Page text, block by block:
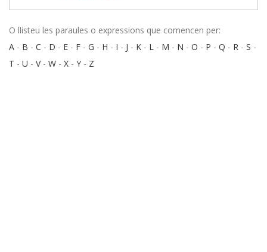
O llisteu les paraules o expressions que comencen per:
A - B - C - D - E - F - G - H - I - J - K - L - M - N - O - P - Q - R - S -
T - U - V- W - X - Y - Z